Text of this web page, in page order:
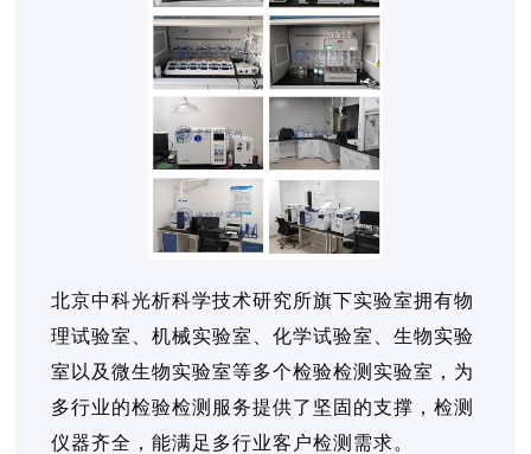
北京中科光析科学技术研究所旗下实验室拥有物
理试验室、机械实验室、化学试验室、生物实验
室以及微生物实验室等多个检验检测实验室，为
多行业的检验检测服务提供了坚固的支撑，检测
仪器齐全，能满足多行业客户检测需求。